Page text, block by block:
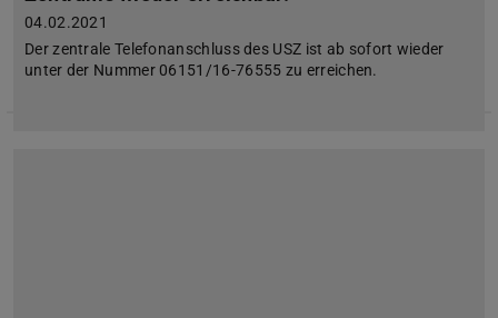
04.02.2021
Der zentrale Telefonanschluss des USZ ist ab sofort wieder
unter der Nummer 06151/16-76555 zu erreichen.